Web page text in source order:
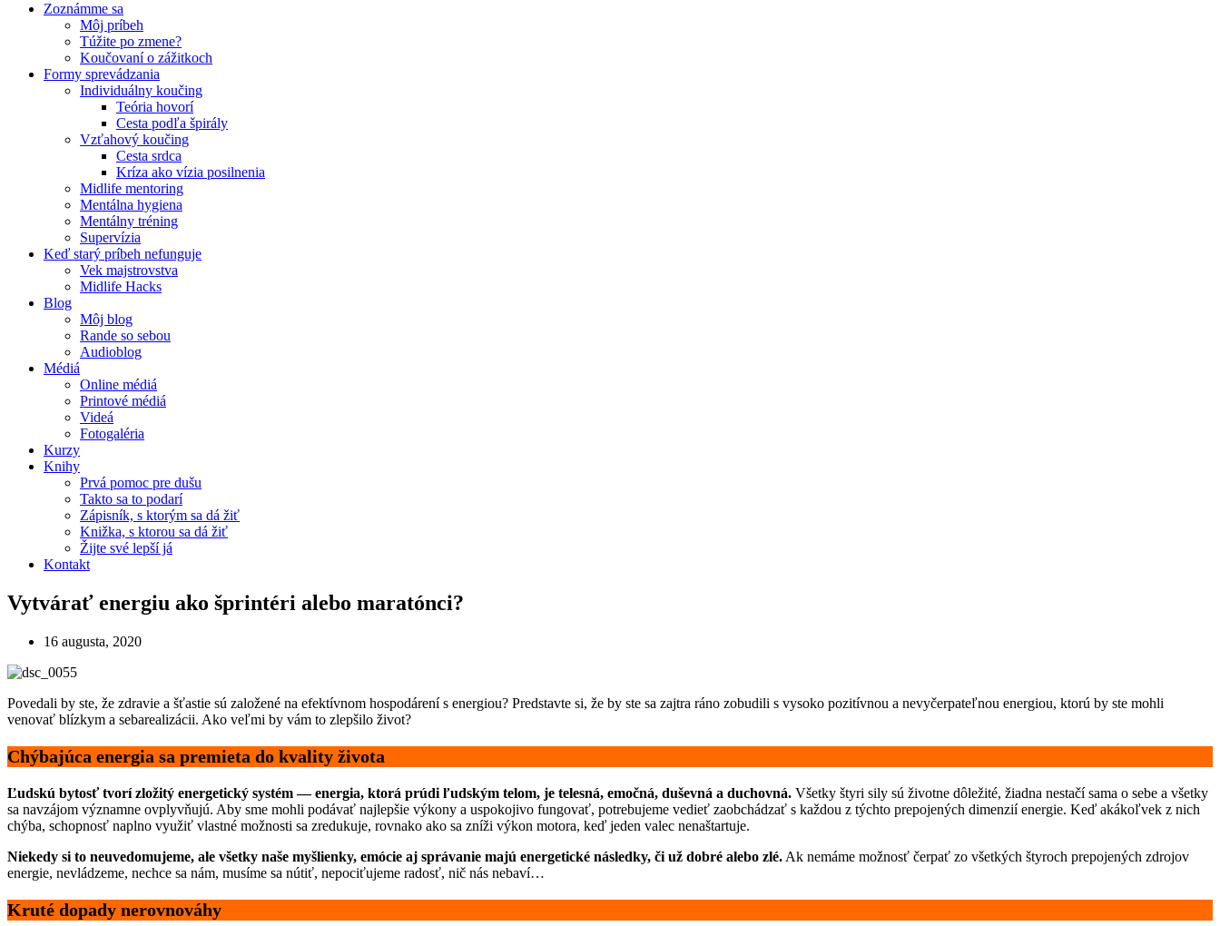
Zoznámme sa
Môj príbeh
Túžite po zmene?
Koučovaní o zážitkoch
Formy sprevádzania
Individuálny koučing
Teória hovorí
Cesta podľa špirály
Vzťahový koučing
Cesta srdca
Kríza ako vízia posilnenia
Midlife mentoring
Mentálna hygiena
Mentálny tréning
Supervízia
Keď starý príbeh nefunguje
Vek majstrovstva
Midlife Hacks
Blog
Môj blog
Rande so sebou
Audioblog
Médiá
Online médiá
Printové médiá
Videá
Fotogaléria
Kurzy
Knihy
Prvá pomoc pre dušu
Takto sa to podarí
Zápisník, s ktorým sa dá žiť
Knižka, s ktorou sa dá žiť
Žijte své lepší já
Kontakt
Vytvárať energiu ako šprintéri alebo maratónci?
16 augusta, 2020
Povedali by ste, že zdravie a šťastie sú založené na efektívnom hospodárení s energiou? Predstavte si, že by ste sa zajtra ráno zobudili s vysoko pozitívnou a nevyčerpateľnou energiou, ktorú by ste mohli
venovať blízkym a sebarealizácii. Ako veľmi by vám to zlepšilo život?
Chýbajúca energia sa premieta do kvality života
Ľudskú bytosť tvorí zložitý energetický systém — energia, ktorá prúdi ľudským telom, je telesná, emočná, duševná a duchovná. Všetky štyri sily sú životne dôležité, žiadna nestačí sama o sebe a všetky
sa navzájom významne ovplyvňujú. Aby sme mohli podávať najlepšie výkony a uspokojivo fungovať, potrebujeme vedieť zaobchádzať s každou z týchto prepojených dimenzií energie. Keď akákoľvek z nich
chýba, schopnosť naplno využiť vlastné možnosti sa zredukuje, rovnako ako sa zníži výkon motora, keď jeden valec nenaštartuje.
Niekedy si to neuvedomujeme, ale všetky naše myšlienky, emócie aj správanie majú energetické následky, či už dobré alebo zlé. Ak nemáme možnosť čerpať zo všetkých štyroch prepojených zdrojov
energie, nevládzeme, nechce sa nám, musíme sa nútiť, nepociťujeme radosť, nič nás nebaví…
Kruté dopady nerovnováhy